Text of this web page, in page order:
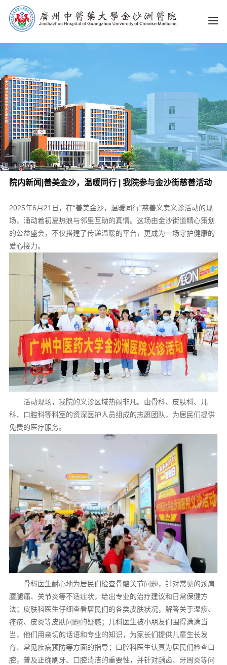
院内新闻|善美金沙，温暖同行 | 我院参与金沙街慈善活动
2025年6月21日，在“善美金沙，温暖同行”慈善义卖义诊活动的现
场，涌动着初夏热浪与邻里互助的真情。这场由金沙街道精心策划
的公益盛会，不仅搭建了传递温暖的平台，更成为一场守护健康的
爱心接力。
活动现场，我院的义诊区域热闹非凡。由骨科、皮肤科、儿
科、口腔科等科室的资深医护人员组成的志愿团队，为居民们提供
免费的医疗服务。
骨科医生耐心地为居民们检查骨骼关节问题，针对常见的颈肩
腰腿痛、关节炎等不适症状，给出专业的治疗建议和日常保健方
法；皮肤科医生仔细查看居民们的各类皮肤状况，解答关于湿疹、
痤疮、皮炎等皮肤问题的疑惑；儿科医生被小朋友们围得满满当
当，他们用亲切的话语和专业的知识，为家长们提供儿童生长发
育、常见疾病预防等方面的指导；口腔科医生认真为居民们检查口
腔，普及正确刷牙、口腔清洁的重要性，并针对龋齿、牙周炎等问